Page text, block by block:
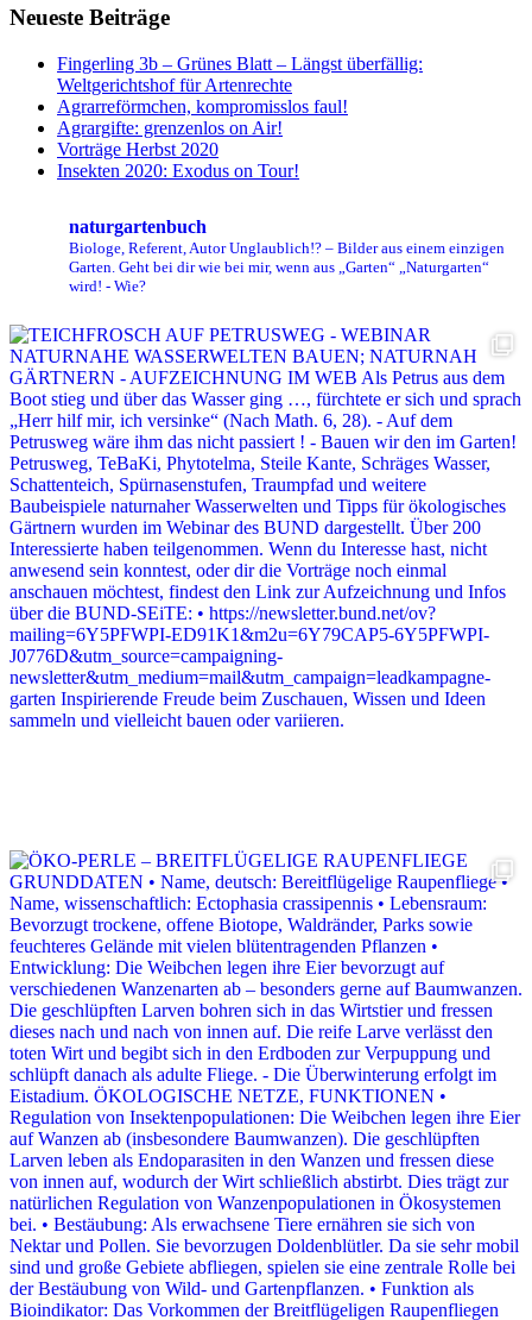
Neueste Beiträge
Fingerling 3b – Grünes Blatt – Längst überfällig:
Weltgerichtshof für Artenrechte
Agrarreförmchen, kompromisslos faul!
Agrargifte: grenzenlos on Air!
Vorträge Herbst 2020
Insekten 2020: Exodus on Tour!
naturgartenbuch
Biologe, Referent, AutorUnglaublich!? – Bilder aus einem einzigen
Garten. Geht bei dir wie bei mir, wenn aus „Garten“ „Naturgarten“
wird! - Wie?